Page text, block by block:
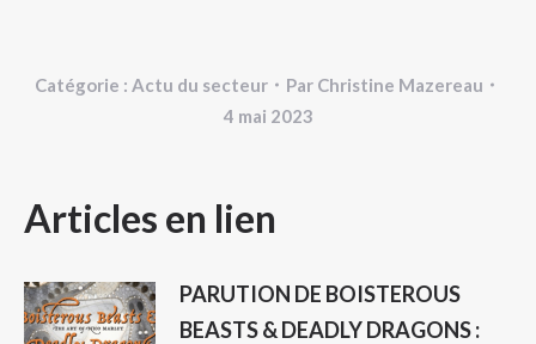
Catégorie : Actu du secteur Par Christine Mazereau
4 mai 2023
NAVIGATION
ARTICLE
Articles en lien
PARUTION DE BOISTEROUS
BEASTS & DEADLY DRAGONS :